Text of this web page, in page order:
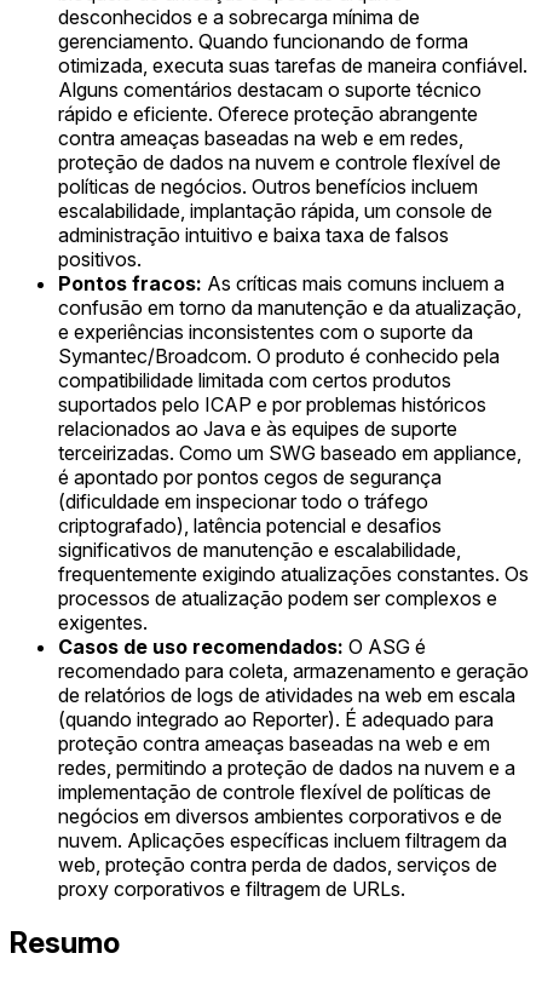
desconhecidos e a sobrecarga mínima de
gerenciamento. Quando funcionando de forma
otimizada, executa suas tarefas de maneira confiável.
Alguns comentários destacam o suporte técnico
rápido e eficiente. Oferece proteção abrangente
contra ameaças baseadas na web e em redes,
proteção de dados na nuvem e controle flexível de
políticas de negócios. Outros benefícios incluem
escalabilidade, implantação rápida, um console de
administração intuitivo e baixa taxa de falsos
positivos.
Pontos fracos: As críticas mais comuns incluem a
confusão em torno da manutenção e da atualização,
e experiências inconsistentes com o suporte da
Symantec/Broadcom. O produto é conhecido pela
compatibilidade limitada com certos produtos
suportados pelo ICAP e por problemas históricos
relacionados ao Java e às equipes de suporte
terceirizadas. Como um SWG baseado em appliance,
é apontado por pontos cegos de segurança
(dificuldade em inspecionar todo o tráfego
criptografado), latência potencial e desafios
significativos de manutenção e escalabilidade,
frequentemente exigindo atualizações constantes. Os
processos de atualização podem ser complexos e
exigentes.
Casos de uso recomendados: O ASG é
recomendado para coleta, armazenamento e geração
de relatórios de logs de atividades na web em escala
(quando integrado ao Reporter). É adequado para
proteção contra ameaças baseadas na web e em
redes, permitindo a proteção de dados na nuvem e a
implementação de controle flexível de políticas de
negócios em diversos ambientes corporativos e de
nuvem. Aplicações específicas incluem filtragem da
web, proteção contra perda de dados, serviços de
proxy corporativos e filtragem de URLs.
Resumo